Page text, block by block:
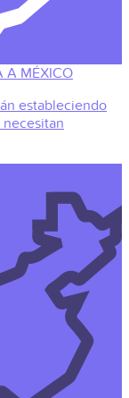
A MÉXICO
estableciendo